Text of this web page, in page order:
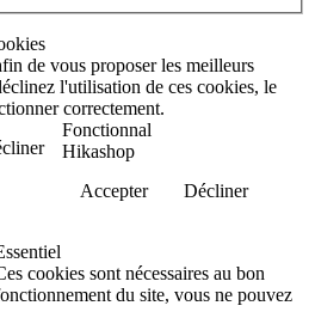
de vous proposer les meilleurs
l'utilisation de ces cookies, le
correctement.
Fonctionnal
Hikashop
Accepter
Décliner
cookies sont nécessaires au bon
du site, vous ne pouvez